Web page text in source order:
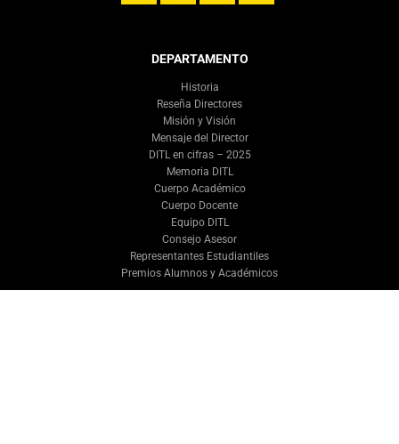
DEPARTAMENTO
Historia
Reseña Directores
Misión y Visión
Mensaje del Director
DITL en cifras – 2025
Memoria DITL
Cuerpo Académico
Cuerpo Docente
Equipo DITL
Consejo Asesor
Representantes Estudiantiles
Premios Alumnos y Académicos